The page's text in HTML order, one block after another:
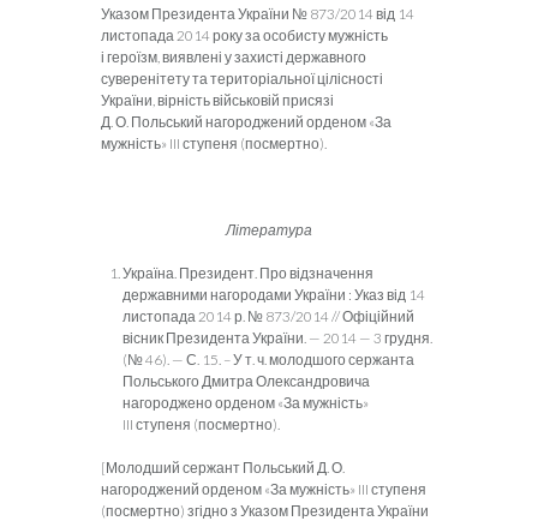
Указом Президента України № 873/2014 від 14
листопада 2014 року за особисту мужність
і героїзм, виявлені у захисті державного
суверенітету та територіальної цілісності
України, вірність військо­вій присязі
Д. О. Польський нагороджений орденом «За
мужність» III ступеня (посмертно).
Література
Україна. Президент. Про відзначення
державними нагорода­ми України : Указ від 14
листопада 2014 р. № 873/2014 // Офіційний
вісник Президента України. — 2014 — 3 грудня.
(№ 46). — С. 15. – У т. ч. молодшого сержанта
Польського Дмит­ра Олександровича
нагороджено орденом «За мужність»
III ступеня (посмертно).
[Молодший сержант Польський Д. О.
нагороджений орденом «За мужність» III ступеня
(посмертно) згідно з Указом Пре­зидента України